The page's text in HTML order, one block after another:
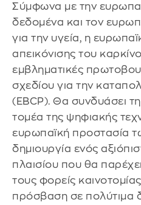
Σύμφωνα με την
δεδομένα και τον
για την υγεία, η
απεικόνισης του
εμβληματικές
σχεδίου για την
(EBCP). Θα συνδυάσει
τομέα της ψηφιακής
ευρωπαϊκή προστασία
δημιουργία ενός
πλαισίου που θα
τους φορείς
πρόσβαση σε πολύτιμα